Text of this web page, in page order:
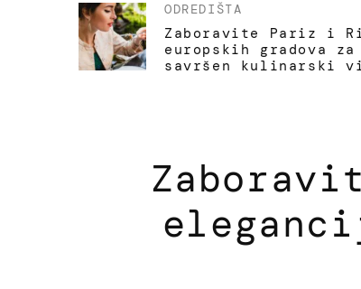
ODREDIŠTA
Zaboravite Pariz i
europskih gradova za
savršen kulinarski